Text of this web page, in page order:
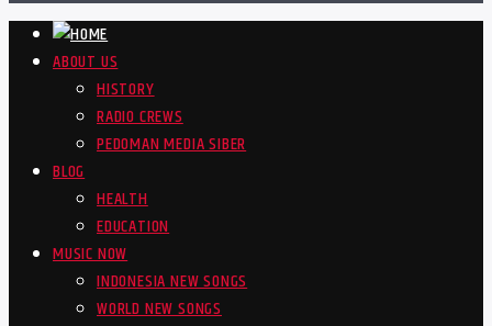
ABOUT US
HISTORY
RADIO CREWS
PEDOMAN MEDIA SIBER
BLOG
HEALTH
EDUCATION
MUSIC NOW
INDONESIA NEW SONGS
WORLD NEW SONGS